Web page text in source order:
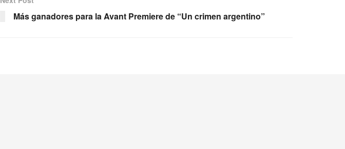
Más ganadores para la Avant Premiere de “Un crimen argentino”